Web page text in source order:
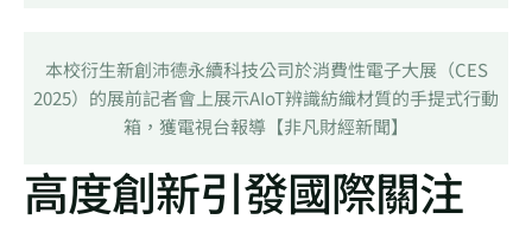
本校衍生新創沛德永續科技公司於消費性電子大展（CES
2025）的展前記者會上展示AIoT辨識紡織材質的手提式行動
箱，獲電視台報導【非凡財經新聞】
高度創新引發國際關注